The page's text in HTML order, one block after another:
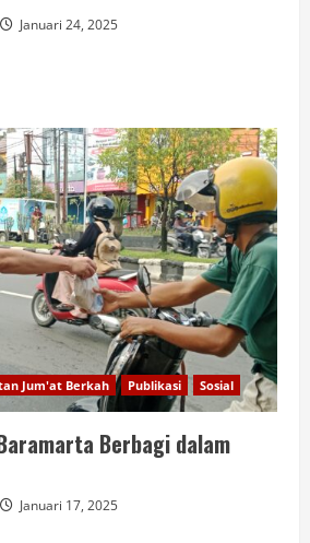
Januari 24, 2025
Jum'at Berkah Publikasi Sosial
Berbagi dalam
Januari 17, 2025